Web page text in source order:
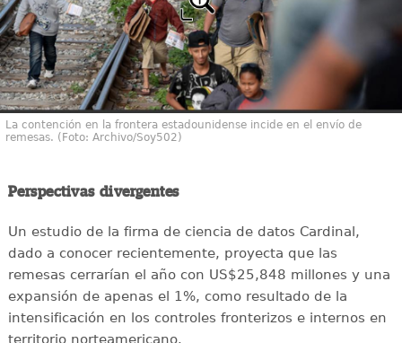
La contención en la frontera estadounidense incide en el envío de
remesas. (Foto: Archivo/Soy502)
Perspectivas divergentes
Un estudio de la firma de ciencia de datos Cardinal,
dado a conocer recientemente, proyecta que las
remesas cerrarían el año con US$25,848 millones y una
expansión de apenas el 1%, como resultado de la
intensificación en los controles fronterizos e internos en
territorio norteamericano.